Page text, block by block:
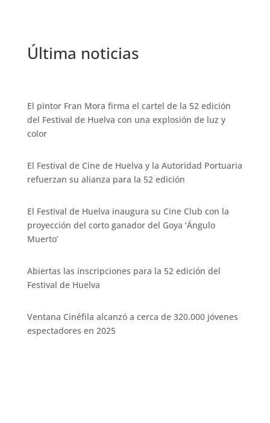
Última noticias
El pintor Fran Mora firma el cartel de la 52 edición
del Festival de Huelva con una explosión de luz y
color
El Festival de Cine de Huelva y la Autoridad Portuaria
refuerzan su alianza para la 52 edición
El Festival de Huelva inaugura su Cine Club con la
proyección del corto ganador del Goya ‘Ángulo
Muerto’
Abiertas las inscripciones para la 52 edición del
Festival de Huelva
Ventana Cinéfila alcanzó a cerca de 320.000 jóvenes
espectadores en 2025